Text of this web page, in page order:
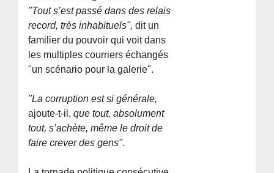
"Tout s’est passé dans des relais
record, très inhabituels", dit un
familier du pouvoir qui voit dans
les multiples courriers échangés
"un scénario pour la galerie".
"La corruption est si générale,
ajoute-t-il, que tout, absolument
tout, s’achète, même le droit de
faire crever des gens".